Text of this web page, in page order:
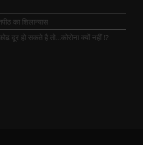
का शिलान्यास
दूर हो सकते है तो…कोरोना क्यों नहीं ⁉️